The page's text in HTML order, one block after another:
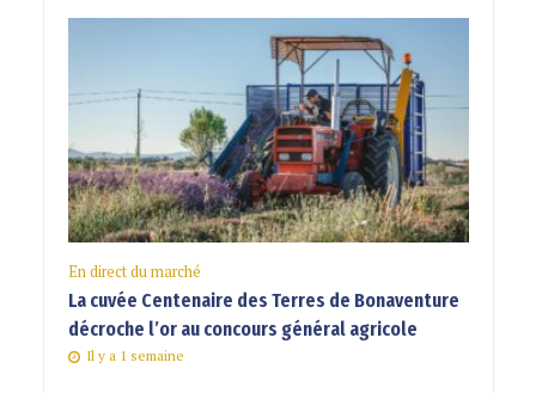
En direct du marché
La cuvée Centenaire des Terres de Bonaventure
décroche l’or au concours général agricole
Il y a 1 semaine